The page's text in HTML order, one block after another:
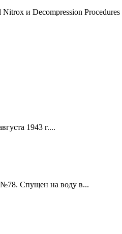
и Decompression Procedures
1943 г....
№78. Спущен на воду в...